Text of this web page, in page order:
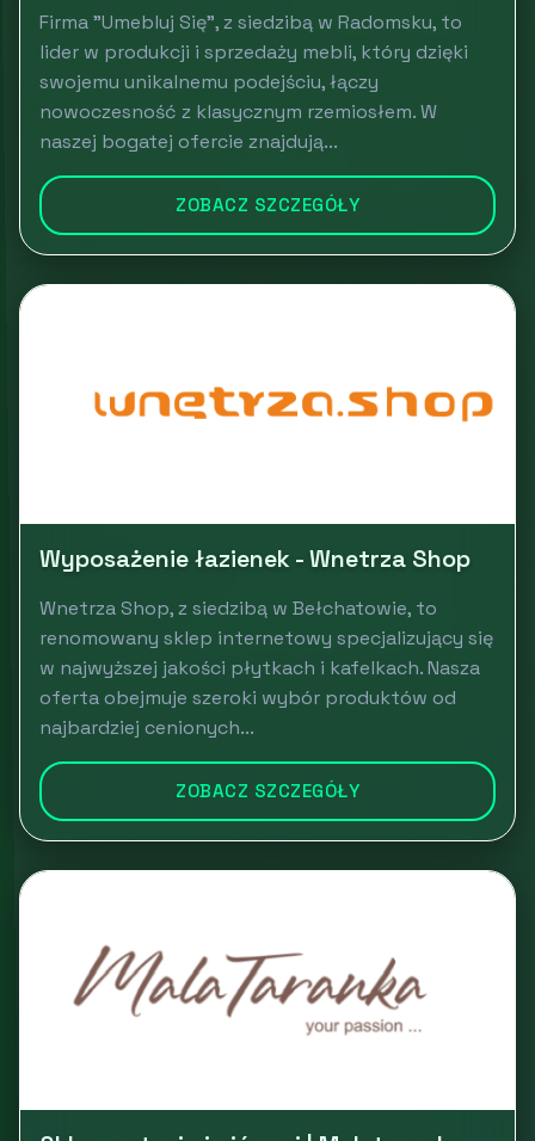
Firma "Umebluj Się", z siedzibą w Radomsku, to
lider w produkcji i sprzedaży mebli, który dzięki
swojemu unikalnemu podejściu, łączy
nowoczesność z klasycznym rzemiosłem. W
naszej bogatej ofercie znajdują...
ZOBACZ SZCZEGÓŁY
Wyposażenie łazienek - Wnetrza Shop
Wnetrza Shop, z siedzibą w Bełchatowie, to
renomowany sklep internetowy specjalizujący się
w najwyższej jakości płytkach i kafelkach. Nasza
oferta obejmuje szeroki wybór produktów od
najbardziej cenionych...
ZOBACZ SZCZEGÓŁY